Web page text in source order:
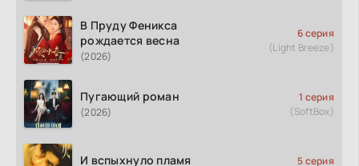
В Пруду Феникса
рождается весна
(2026)
6 серия
(Light Breeze)
Пугающий роман
(2026)
1 серия
(SoftBox)
И вспыхнуло пламя
5 серия